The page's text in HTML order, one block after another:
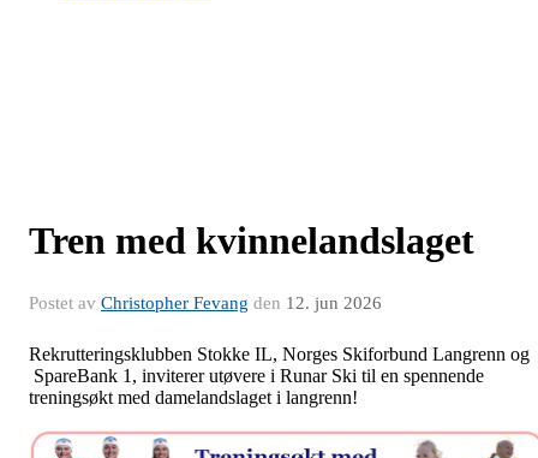
Tren med kvinnelandslaget
Postet av Christopher Fevang den 12. jun 2026
Rekrutteringsklubben Stokke IL, Norges Skiforbund Langrenn og
SpareBank 1, inviterer utøvere i Runar Ski til en spennende
treningsøkt med damelandslaget i langrenn!